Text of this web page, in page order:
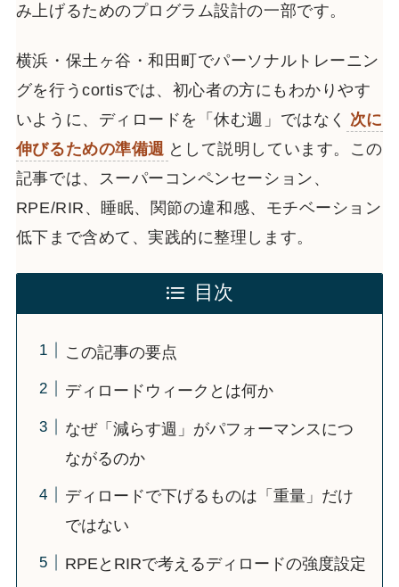
み上げるためのプログラム設計の一部です。
横浜・保土ヶ谷・和田町でパーソナルトレーニン
グを行うcortisでは、初心者の方にもわかりやす
いように、ディロードを「休む週」ではなく 次に
伸びるための準備週 として説明しています。この
記事では、スーパーコンペンセーション、
RPE/RIR、睡眠、関節の違和感、モチベーション
低下まで含めて、実践的に整理します。
目次
この記事の要点
ディロードウィークとは何か
なぜ「減らす週」がパフォーマンスにつ
ながるのか
ディロードで下げるものは「重量」だけ
ではない
RPEとRIRで考えるディロードの強度設定